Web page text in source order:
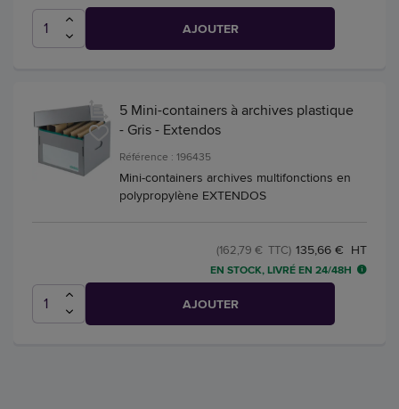
AJOUTER
5 Mini-containers à archives plastique
- Gris - Extendos
Référence : 196435
Mini-containers archives multifonctions en
polypropylène EXTENDOS
135,66 € HT
(162,79 € TTC)
EN STOCK, LIVRÉ EN 24/48H
AJOUTER